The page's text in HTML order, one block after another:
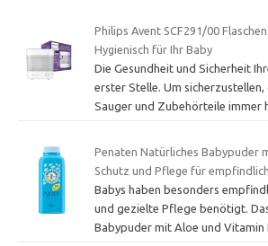
Philips Avent SCF291/00
Hygienisch für Ihr Baby
Die Gesundheit und Sicherheit
erster Stelle. Um sicherzustellen,
Sauger und Zubehörteile immer
Penaten Natürliches Babypuder
Schutz und Pflege für
Babys haben besonders
und gezielte Pflege benötigt.
Babypuder mit Aloe und Vitamin